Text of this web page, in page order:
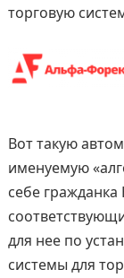
торговую
Вот такую
именуемую
себе
для нее по
системы для